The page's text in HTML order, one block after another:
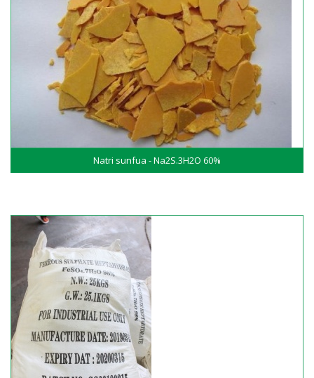
Natri sunfua - Na2S.3H2O 60%